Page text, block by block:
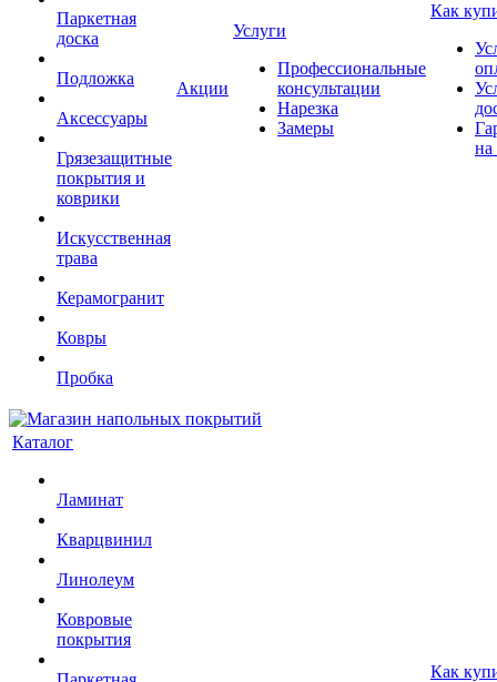
Паркетная
доска
Подложка
Аксессуары
Грязезащитные
покрытия и
коврики
Искусственная
трава
Керамогранит
Ковры
Пробка
Акции
Услуги
Профессиональные
консультации
Нарезка
Замеры
Как
на
Каталог
Ламинат
Кварцвинил
Линолеум
Ковровые
покрытия
Как